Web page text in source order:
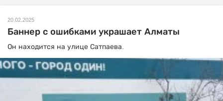
20.02.2025
Баннер с ошибками украшает Алматы
Он находится на улице Сатпаева.